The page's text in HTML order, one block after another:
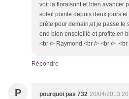
voit la floraisont et bien avancer
soleil pointe depuis deux jours
prête pour demain,et je passe te
end bien ensoleillé et profite en
<br /> Raymond.<br /> <br /> <br
Répondre
P pourquoi pas 732 20/04/2013